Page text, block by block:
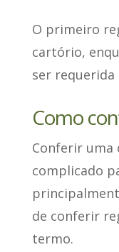
O primeiro
cartório,
ser requerida
Como
Conferir uma
complicado
de conferir
termo.